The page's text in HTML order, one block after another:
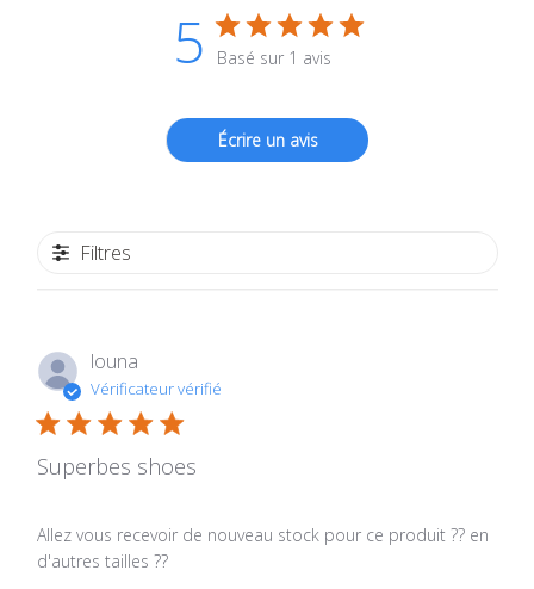
5 Basé sur 1 avis
Écrire un avis
Filtres
louna
Vérificateur vérifié
Superbes shoes
Allez vous recevoir de nouveau stock pour ce produit ?? en
d'autres tailles ??